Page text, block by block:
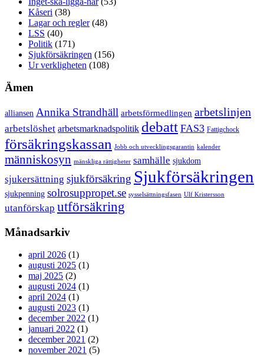
Kåseri (38)
Lagar och regler(48)
LSS (40)
Politik (171)
Sjukförsäkringen (156)
Ur verkligheten (108)
Ämen
alliansen Annika Strandhäll arbetsförmedlingen arbetslinjen
arbetslöshet arbetsmarknadspolitik debatt FAS3 Fattigchock
försäkringskassan Jobb och utvecklingsgarantin kalender
människosyn mänskliga rättigheter samhälle sjukdom
sjukersättning sjukförsäkring Sjukförsäkringen
sjukpenning solrosuppropet.se sysselsättningsfasen Ulf Kristersson
utanförskap utförsäkring
Månadsarkiv
april 2026 (1)
augusti 2025 (1)
maj 2025 (2)
augusti 2024 (1)
april 2024 (1)
augusti 2023 (1)
december 2022 (1)
januari 2022 (1)
december 2021 (2)
november 2021 (5)